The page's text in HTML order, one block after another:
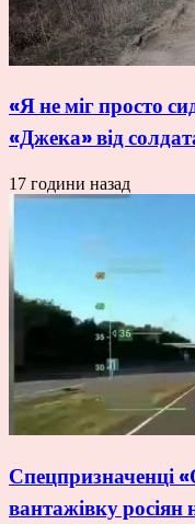
«Я не міг просто
«Джека» від
17 години назад
Спецпризначенці
вантажівку росіян